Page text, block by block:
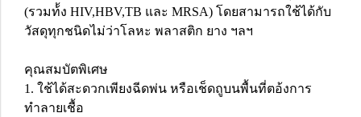
(รวมท้้ง HIV,HBV,TB และ MRSA) โดยสามารถใช้ได้กับ
วัสดุทุกชนิดไม่ว่าโลหะ พลาสติก ยาง ฯลฯ
คุณสมบัตพิเศษ
1. ใช้ได้สะดวกเพียงฉีดพ่น หรือเช็ดถูบนพื้นที่ตอ้งการ
ทำลายเชื้อ